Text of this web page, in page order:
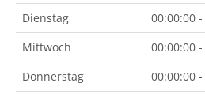
Dienstag
00:00:00
Mittwoch
00:00:00
Donnerstag
00:00:00